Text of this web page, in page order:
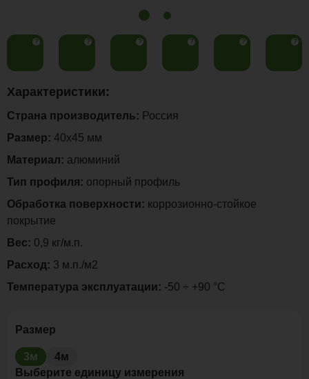
? ? ? ? ? ?
Размер
3м
4м
Выберите единицу измерения
Характеристики:
Страна производитель: Россия
Размер: 40х45 мм
Материал: алюминий
Тип профиля: опорный профиль
Обработка поверхности: коррозионно-стойкое
покрытие
Вес: 0,9 кг/м.п.
Расход: 3 м.п./м2
Температура эксплуатации: -50 ÷ +90 °C